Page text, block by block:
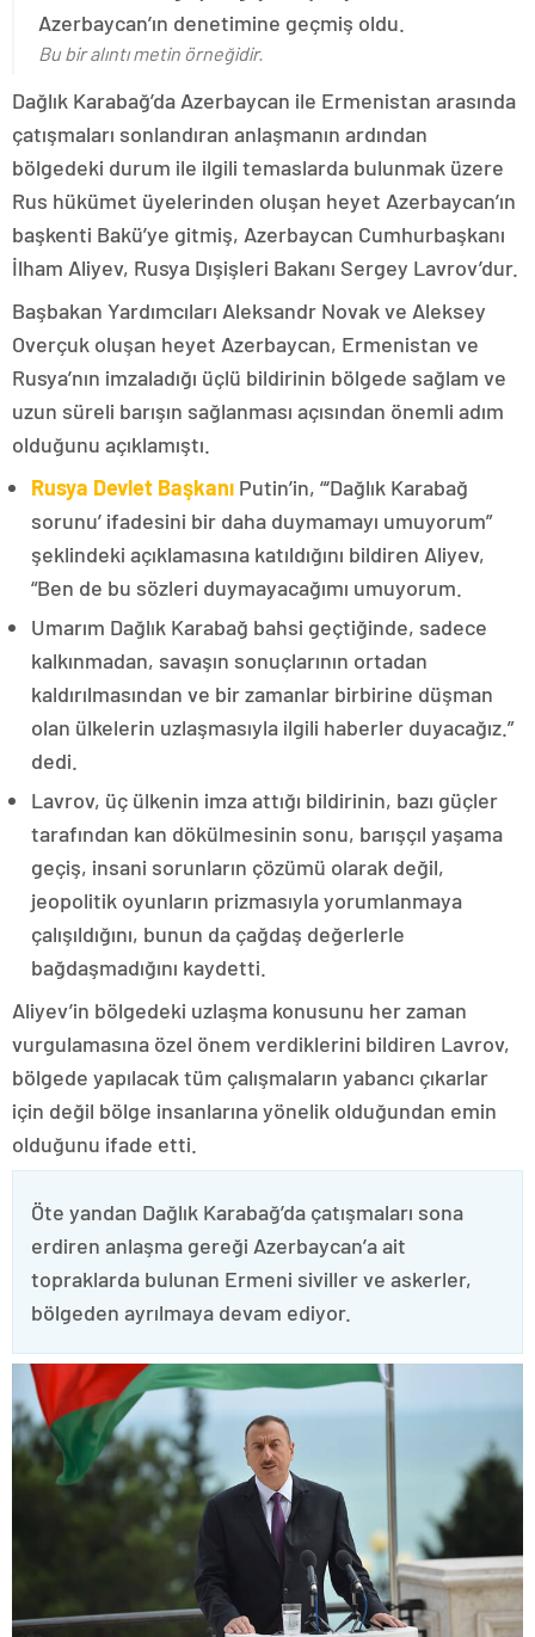
Azerbaycan’ın denetimine geçmiş oldu.
Bu bir alıntı metin örneğidir.
Dağlık Karabağ’da Azerbaycan ile Ermenistan arasında
çatışmaları sonlandıran anlaşmanın ardından
bölgedeki durum ile ilgili temaslarda bulunmak üzere
Rus hükümet üyelerinden oluşan heyet Azerbaycan’ın
başkenti Bakü’ye gitmiş, Azerbaycan Cumhurbaşkanı
İlham Aliyev, Rusya Dışişleri Bakanı Sergey Lavrov’dur.
Başbakan Yardımcıları Aleksandr Novak ve Aleksey
Overçuk oluşan heyet Azerbaycan, Ermenistan ve
Rusya’nın imzaladığı üçlü bildirinin bölgede sağlam ve
uzun süreli barışın sağlanması açısından önemli adım
olduğunu açıklamıştı.
Rusya Devlet Başkanı Putin’in, “‘Dağlık Karabağ
sorunu’ ifadesini bir daha duymamayı umuyorum”
şeklindeki açıklamasına katıldığını bildiren Aliyev,
“Ben de bu sözleri duymayacağımı umuyorum.
Umarım Dağlık Karabağ bahsi geçtiğinde, sadece
kalkınmadan, savaşın sonuçlarının ortadan
kaldırılmasından ve bir zamanlar birbirine düşman
olan ülkelerin uzlaşmasıyla ilgili haberler duyacağız.”
dedi.
Lavrov, üç ülkenin imza attığı bildirinin, bazı güçler
tarafından kan dökülmesinin sonu, barışçıl yaşama
geçiş, insani sorunların çözümü olarak değil,
jeopolitik oyunların prizmasıyla yorumlanmaya
çalışıldığını, bunun da çağdaş değerlerle
bağdaşmadığını kaydetti.
Aliyev’in bölgedeki uzlaşma konusunu her zaman
vurgulamasına özel önem verdiklerini bildiren Lavrov,
bölgede yapılacak tüm çalışmaların yabancı çıkarlar
için değil bölge insanlarına yönelik olduğundan emin
olduğunu ifade etti.
Öte yandan Dağlık Karabağ’da çatışmaları sona
erdiren anlaşma gereği Azerbaycan’a ait
topraklarda bulunan Ermeni siviller ve askerler,
bölgeden ayrılmaya devam ediyor.